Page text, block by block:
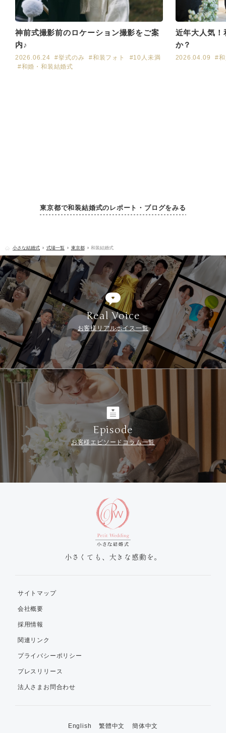
東京都で和装結婚式のレポート・ブログをみる
神前式撮影前のロケーション撮影をご案
内♪
2026.06.24 #挙式のみ #和装フォト
#10人未満
#和婚・和装結婚式
近年大人気
か？
2026.04.09 #
小さな結婚式 式場一覧 東京都 和装結婚式
Real Voice
お客様リアルボイス一覧
Episode
お客様エピソードコラム一覧
小さくても、大きな感動を。
サイトマップ
会社概要
採用情報
関連リンク
プライバシーポリシー
プレスリリース
法人さまお問合わせ
English 繁體中文 簡体中文